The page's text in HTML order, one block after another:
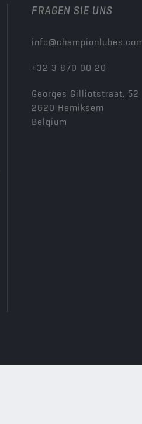
FRAGEN SIE UNS
+32 3 870 00 20
Georges Gilliotstraat, 52
2620 Hemiksem
Belgium